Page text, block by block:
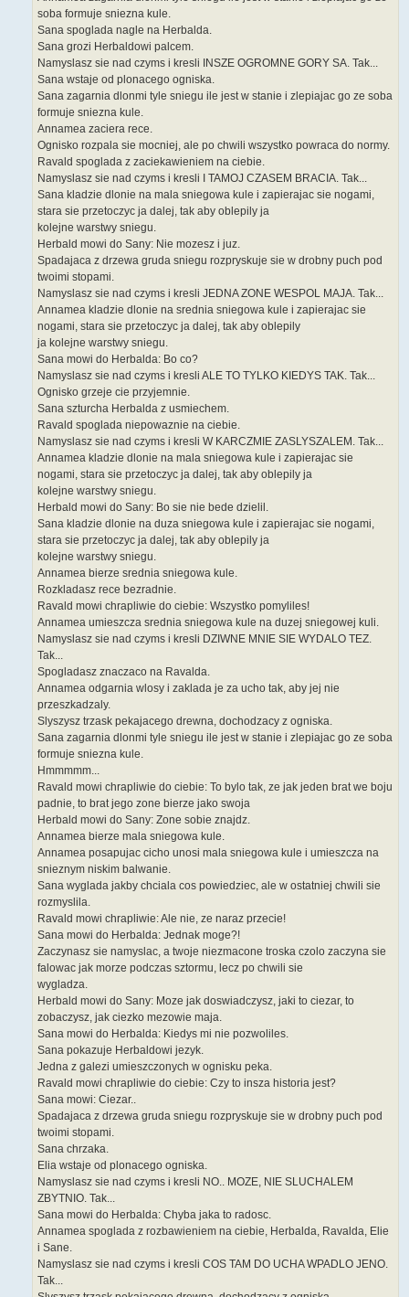
soba formuje sniezna kule.
Sana spoglada nagle na Herbalda.
Sana grozi Herbaldowi palcem.
Namyslasz sie nad czyms i kresli INSZE OGROMNE GORY SA. Tak...
Sana wstaje od plonacego ogniska.
Sana zagarnia dlonmi tyle sniegu ile jest w stanie i zlepiajac go ze soba
formuje sniezna kule.
Annamea zaciera rece.
Ognisko rozpala sie mocniej, ale po chwili wszystko powraca do normy.
Ravald spoglada z zaciekawieniem na ciebie.
Namyslasz sie nad czyms i kresli I TAMOJ CZASEM BRACIA. Tak...
Sana kladzie dlonie na mala sniegowa kule i zapierajac sie nogami,
stara sie przetoczyc ja dalej, tak aby oblepily ja
kolejne warstwy sniegu.
Herbald mowi do Sany: Nie mozesz i juz.
Spadajaca z drzewa gruda sniegu rozpryskuje sie w drobny puch pod
twoimi stopami.
Namyslasz sie nad czyms i kresli JEDNA ZONE WESPOL MAJA. Tak...
Annamea kladzie dlonie na srednia sniegowa kule i zapierajac sie
nogami, stara sie przetoczyc ja dalej, tak aby oblepily
ja kolejne warstwy sniegu.
Sana mowi do Herbalda: Bo co?
Namyslasz sie nad czyms i kresli ALE TO TYLKO KIEDYS TAK. Tak...
Ognisko grzeje cie przyjemnie.
Sana szturcha Herbalda z usmiechem.
Ravald spoglada niepowaznie na ciebie.
Namyslasz sie nad czyms i kresli W KARCZMIE ZASLYSZALEM. Tak...
Annamea kladzie dlonie na mala sniegowa kule i zapierajac sie
nogami, stara sie przetoczyc ja dalej, tak aby oblepily ja
kolejne warstwy sniegu.
Herbald mowi do Sany: Bo sie nie bede dzielil.
Sana kladzie dlonie na duza sniegowa kule i zapierajac sie nogami,
stara sie przetoczyc ja dalej, tak aby oblepily ja
kolejne warstwy sniegu.
Annamea bierze srednia sniegowa kule.
Rozkladasz rece bezradnie.
Ravald mowi chrapliwie do ciebie: Wszystko pomyliles!
Annamea umieszcza srednia sniegowa kule na duzej sniegowej kuli.
Namyslasz sie nad czyms i kresli DZIWNE MNIE SIE WYDALO TEZ.
Tak...
Spogladasz znaczaco na Ravalda.
Annamea odgarnia wlosy i zaklada je za ucho tak, aby jej nie
przeszkadzaly.
Slyszysz trzask pekajacego drewna, dochodzacy z ogniska.
Sana zagarnia dlonmi tyle sniegu ile jest w stanie i zlepiajac go ze soba
formuje sniezna kule.
Hmmmmm...
Ravald mowi chrapliwie do ciebie: To bylo tak, ze jak jeden brat we boju
padnie, to brat jego zone bierze jako swoja
Herbald mowi do Sany: Zone sobie znajdz.
Annamea bierze mala sniegowa kule.
Annamea posapujac cicho unosi mala sniegowa kule i umieszcza na
snieznym niskim balwanie.
Sana wyglada jakby chciala cos powiedziec, ale w ostatniej chwili sie
rozmyslila.
Ravald mowi chrapliwie: Ale nie, ze naraz przecie!
Sana mowi do Herbalda: Jednak moge?!
Zaczynasz sie namyslac, a twoje niezmacone troska czolo zaczyna sie
falowac jak morze podczas sztormu, lecz po chwili sie
wygladza.
Herbald mowi do Sany: Moze jak doswiadczysz, jaki to ciezar, to
zobaczysz, jak ciezko mezowie maja.
Sana mowi do Herbalda: Kiedys mi nie pozwoliles.
Sana pokazuje Herbaldowi jezyk.
Jedna z galezi umieszczonych w ognisku peka.
Ravald mowi chrapliwie do ciebie: Czy to insza historia jest?
Sana mowi: Ciezar..
Spadajaca z drzewa gruda sniegu rozpryskuje sie w drobny puch pod
twoimi stopami.
Sana chrzaka.
Elia wstaje od plonacego ogniska.
Namyslasz sie nad czyms i kresli NO.. MOZE, NIE SLUCHALEM
ZBYTNIO. Tak...
Sana mowi do Herbalda: Chyba jaka to radosc.
Annamea spoglada z rozbawieniem na ciebie, Herbalda, Ravalda, Elie
i Sane.
Namyslasz sie nad czyms i kresli COS TAM DO UCHA WPADLO JENO.
Tak...